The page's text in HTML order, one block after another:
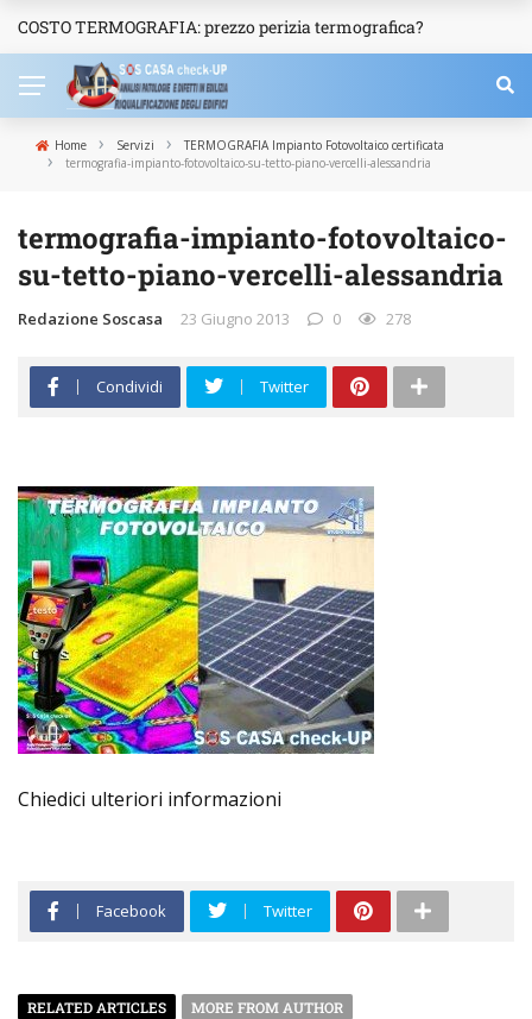
NEWS
COSTO TERMOGRAFIA: prezzo perizia termografica?
Home › Servizi › TERMOGRAFIA Impianto Fotovoltaico certificata
› termografia-impianto-fotovoltaico-su-tetto-piano-vercelli-alessandria
termografia-impianto-fotovoltaico-
su-tetto-piano-vercelli-alessandria
Redazione Soscasa 23 Giugno 2013 0 278
Condividi Twitter
Chiedici ulteriori informazioni
Facebook Twitter
RELATED ARTICLES
MORE FROM AUTHOR